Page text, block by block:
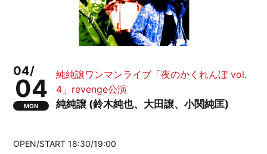
04/
04
MON
純純譲ワンマンライブ「夜のかくれんぼ vol.
4」revenge公演
純純譲 (鈴木純也、大田譲、小関純匡)
OPEN/START 18:30/19:00